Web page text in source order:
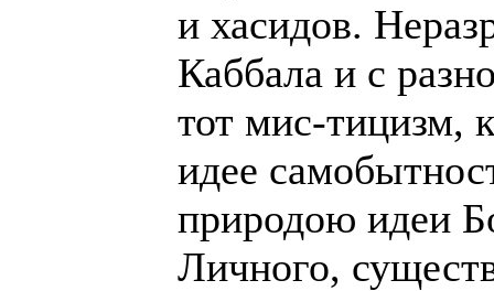
и хасидов.
Каббала и с
тот мис-тицизм,
идее
природою идеи
Личного,